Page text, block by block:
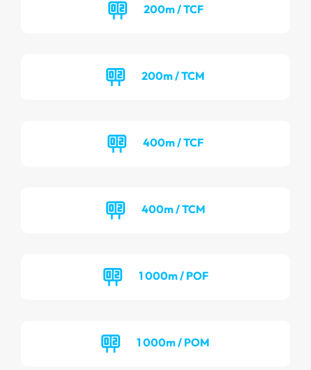
200m / TCF
200m / TCM
400m / TCF
400m / TCM
1 000m / POF
1 000m / POM